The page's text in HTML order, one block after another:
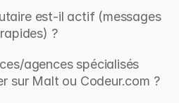
est-il actif (messages
?
agences spécialisés
sur Malt ou Codeur.com ?